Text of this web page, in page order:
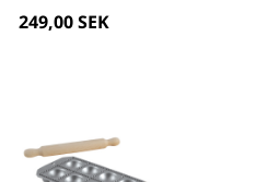
249,00 SEK